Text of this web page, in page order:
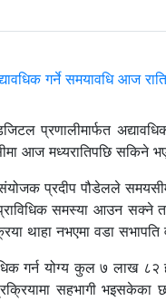
प्रणालीमार्फत
आज मध्यरातिपछि
प्रदीप पौडेलले
समस्या आउन
थाहा नभएमा वडा
गर्न योग्य कुल ७
सहभागी भइसकेका